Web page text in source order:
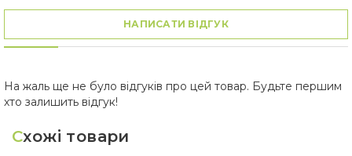
НАПИСАТИ ВІДГУК
На жаль ще не було відгуків про цей товар. Будьте першим
хто залишить відгук!
Схожі товари